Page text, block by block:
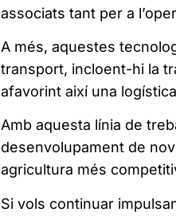
associats tant per a
A més, aquestes
transport, incloent-hi la
afavorint així una
Amb aquesta línia de
desenvolupament de
agricultura més
Si vols continuar